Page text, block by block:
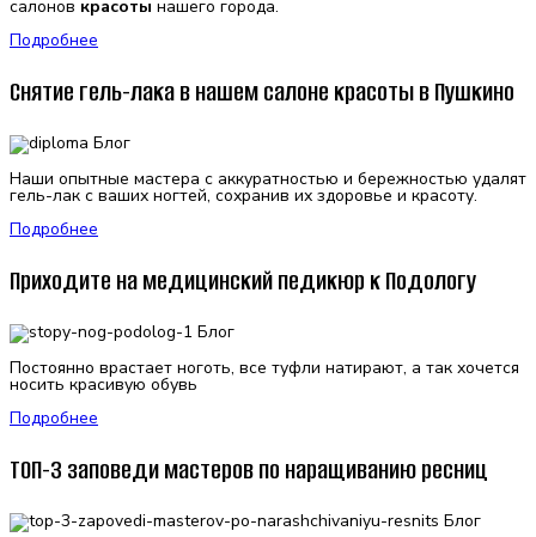
салонов красотынашего города.
Подробнее
Снятие гель-лака в нашем салоне красоты в Пушкино
Наши опытные мастера с аккуратностью и бережностью удалят
гель-лак с ваших ногтей, сохранив их здоровье и красоту.
Подробнее
Приходите на медицинский педикюр к Подологу
Постоянно врастает ноготь, все туфли натирают, а так хочется
носить красивую обувь
Подробнее
ТОП-3 заповеди мастеров по наращиванию ресниц